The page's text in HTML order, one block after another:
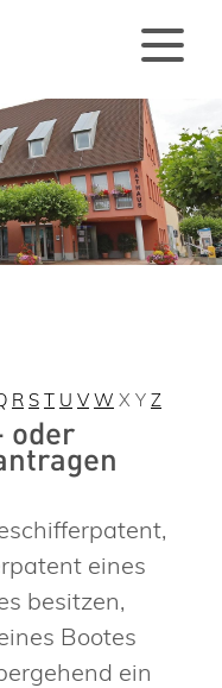
R S T U V W X Y Z
oder
eines
besitzen,
Bootes
ein